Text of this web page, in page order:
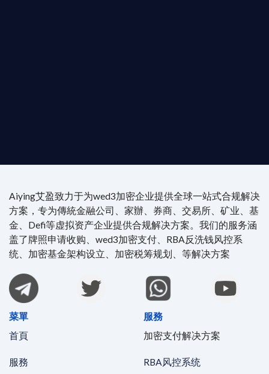
Aiying艾盈致力于为wed3加密企业提供全球一站式合规解决
方案，专为傳統金融公司、家辦、券商、交易所、矿业、基
金、Defi等虚拟资产企业提供合规解决方案。我们的服务涵
盖了牌照申请收购、wed3加密支付、RBA反洗钱风控系
统、加密基金架构设立、加密税筹规划、等解决方案
菜單
首頁
服務
服務
加密支付解决方案
RBA风控系统